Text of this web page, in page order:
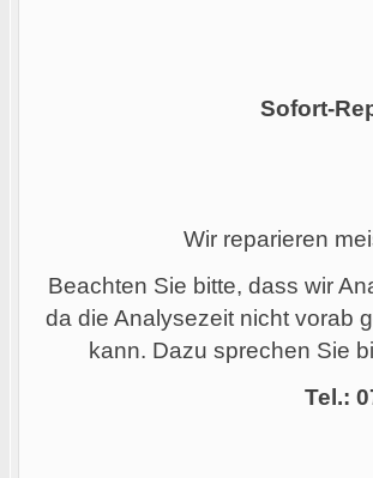
Sofort-
Wir reparieren
Beachten Sie bitte, dass wir
da die Analysezeit nicht vorab
kann. Dazu sprechen Sie
Tel.: